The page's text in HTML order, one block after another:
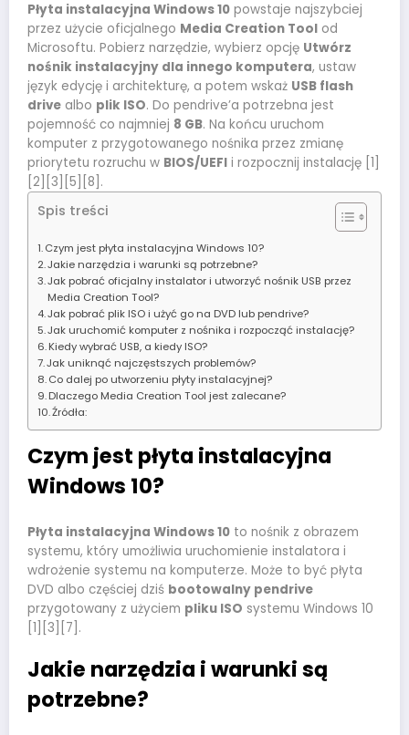
Płyta instalacyjna Windows 10 powstaje najszybciej
przez użycie oficjalnego Media Creation Tool od
Microsoftu. Pobierz narzędzie, wybierz opcję Utwórz
nośnik instalacyjny dla innego komputera, ustaw
język edycję i architekturę, a potem wskaż USB flash
drive albo plik ISO. Do pendrive’a potrzebna jest
pojemność co najmniej 8 GB. Na końcu uruchom
komputer z przygotowanego nośnika przez zmianę
priorytetu rozruchu w BIOS/UEFI i rozpocznij instalację [1]
[2][3][5][8].
Spis treści
Czym jest płyta instalacyjna Windows 10?
Jakie narzędzia i warunki są potrzebne?
Jak pobrać oficjalny instalator i utworzyć nośnik USB przez
Media Creation Tool?
Jak pobrać plik ISO i użyć go na DVD lub pendrive?
Jak uruchomić komputer z nośnika i rozpocząć instalację?
Kiedy wybrać USB, a kiedy ISO?
Jak uniknąć najczęstszych problemów?
Co dalej po utworzeniu płyty instalacyjnej?
Dlaczego Media Creation Tool jest zalecane?
Źródła:
Czym jest płyta instalacyjna
Windows 10?
Płyta instalacyjna Windows 10 to nośnik z obrazem
systemu, który umożliwia uruchomienie instalatora i
wdrożenie systemu na komputerze. Może to być płyta
DVD albo częściej dziś bootowalny pendrive
przygotowany z użyciem pliku ISO systemu Windows 10
[1][3][7].
Jakie narzędzia i warunki są
potrzebne?